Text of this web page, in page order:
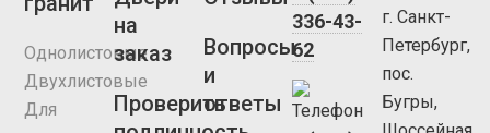
Однолистовые
Двухлистовые
Для
на
заказ
Проверить
Вопросы
и
ответы
336-43-
62
г. Санкт-
Петербург,
пос.
Бугры,